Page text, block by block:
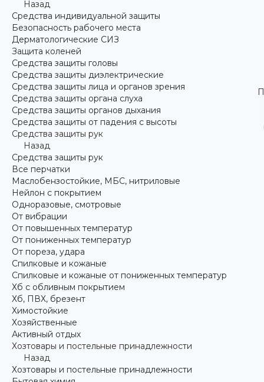
Назад
Средства индивидуальной защиты
Безопасность рабочего места
Дерматологические СИЗ
Защита коленей
Средства защиты головы
Средства защиты диэлектрические
Средства защиты лица и органов зрения
Средства защиты органа слуха
Средства защиты органов дыхания
Средства защиты от падения с высоты
Средства защиты рук
Назад
Средства защиты рук
Все перчатки
Маслобензостойкие, МБС, нитриловые
Нейлон с покрытием
Одноразовые, смотровые
От вибрации
От повышенных температур
От пониженных температур
От пореза, удара
Спилковые и кожаные
Спилковые и кожаные от пониженных температур
Хб с обливным покрытием
Хб, ПВХ, брезент
Химостойкие
Хозяйственные
Активный отдых
Хозтовары и постельные принадлежности
Назад
Хозтовары и постельные принадлежности